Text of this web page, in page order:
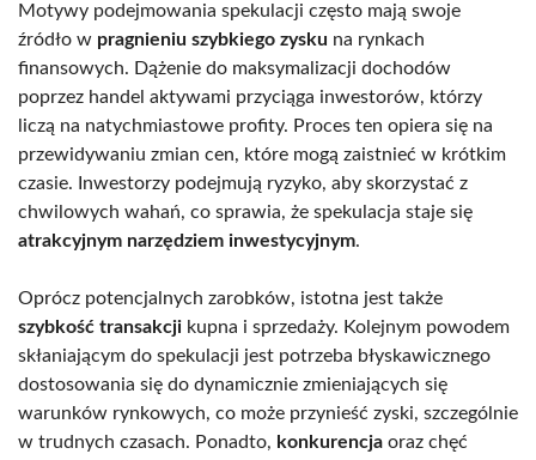
Motywy podejmowania spekulacji często mają swoje
źródło w pragnieniu szybkiego zysku na rynkach
finansowych. Dążenie do maksymalizacji dochodów
poprzez handel aktywami przyciąga inwestorów, którzy
liczą na natychmiastowe profity. Proces ten opiera się na
przewidywaniu zmian cen, które mogą zaistnieć w krótkim
czasie. Inwestorzy podejmują ryzyko, aby skorzystać z
chwilowych wahań, co sprawia, że spekulacja staje się
atrakcyjnym narzędziem inwestycyjnym.
Oprócz potencjalnych zarobków, istotna jest także
szybkość transakcji kupna i sprzedaży. Kolejnym powodem
skłaniającym do spekulacji jest potrzeba błyskawicznego
dostosowania się do dynamicznie zmieniających się
warunków rynkowych, co może przynieść zyski, szczególnie
w trudnych czasach. Ponadto, konkurencja oraz chęć